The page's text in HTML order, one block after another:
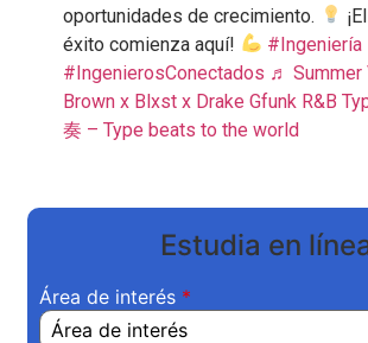
oportunidades de crecimiento.
éxito comienza aquí!
#Ingeniería
#IngenierosConectados ♬ Summer
Brown x Blxst x Drake Gfunk R&B
奏 – Type beats to the world
Estudia en
Área de interés